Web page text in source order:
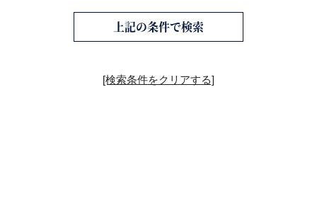
上記の条件で検索
[検索条件をクリアする]